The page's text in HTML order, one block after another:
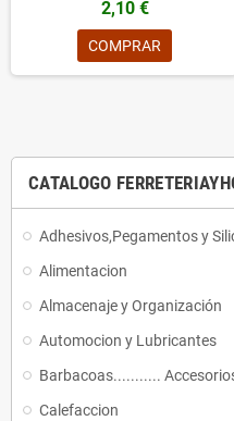
CATALOGO
Adhesivos,Pegamentos y
Alimentacion
Almacenaje y Organización
Automocion y Lubricantes
Barbacoas...........
Calefaccion
2,10 €
COMPRAR